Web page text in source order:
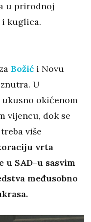
u prirodnoj
kuglica.
Božići Novu
U
okićenom
vijencu, dok se
više
vrta
u SAD-u sasvim
međusobno